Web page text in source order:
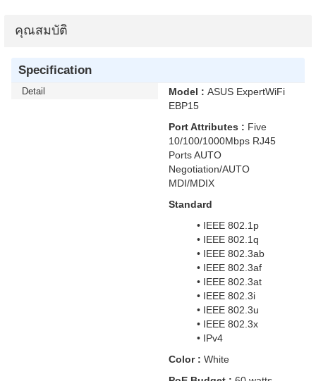
คุณสมบัติ
Specification
Detail Model : ASUS ExpertWiFi
EBP15
Port Attributes : Five
10/100/1000Mbps RJ45
Ports AUTO
Negotiation/AUTO
MDI/MDIX
Standard
• IEEE 802.1p
• IEEE 802.1q
• IEEE 802.3ab
• IEEE 802.3af
• IEEE 802.3at
• IEEE 802.3i
• IEEE 802.3u
• IEEE 802.3x
• IPv4
Color : White